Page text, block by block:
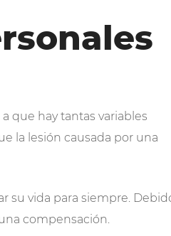
que hay tantas variables
la lesión causada por una
su vida para siempre.
compensación.